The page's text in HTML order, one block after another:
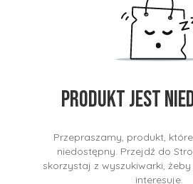
Produkt jest
Przepraszamy, produkt,
niedostępny. Przejdź do
skorzystaj z wyszukiwarki,
interesuje.